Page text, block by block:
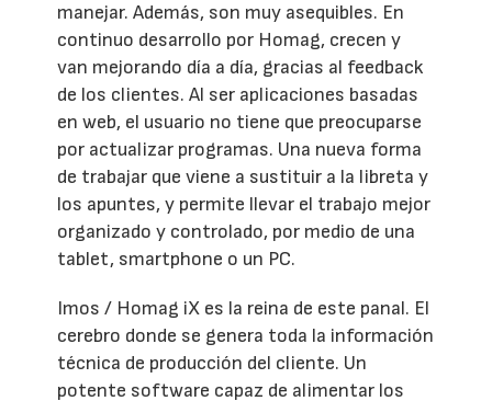
manejar. Además, son muy asequibles. En
continuo desarrollo por Homag, crecen y
van mejorando día a día, gracias al feedback
de los clientes. Al ser aplicaciones basadas
en web, el usuario no tiene que preocuparse
por actualizar programas. Una nueva forma
de trabajar que viene a sustituir a la libreta y
los apuntes, y permite llevar el trabajo mejor
organizado y controlado, por medio de una
tablet, smartphone o un PC.
Imos / Homag iX es la reina de este panal. El
cerebro donde se genera toda la información
técnica de producción del cliente. Un
potente software capaz de alimentar los